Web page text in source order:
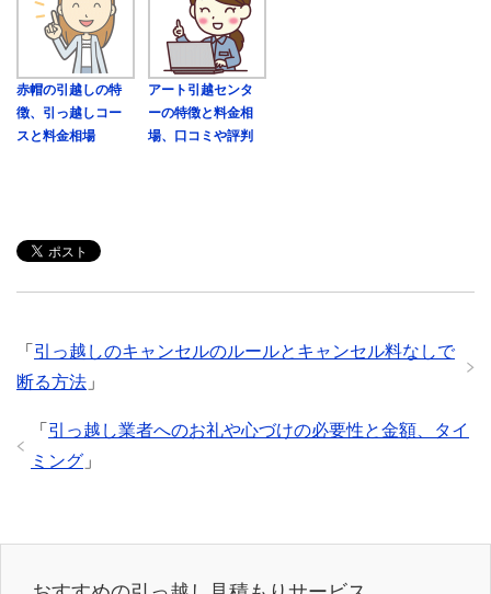
赤帽の引越しの特
徴、引っ越しコー
スと料金相場
アート引越センタ
ーの特徴と料金相
場、口コミや評判
「 引っ越しのキャンセルのルールとキャンセル料なしで
断る方法 」
「 引っ越し業者へのお礼や心づけの必要性と金額、タイ
ミング 」